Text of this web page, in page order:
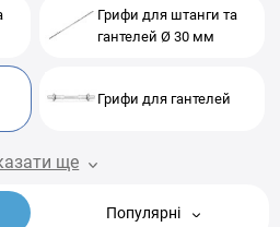
Грифи для штанги та
гантелей Ø 30 мм
Грифи для гантелей
ще
Популярні